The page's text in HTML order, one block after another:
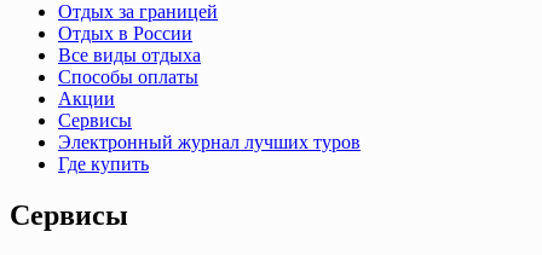
Отдых за границей
Отдых в России
Все виды отдыха
Способы оплаты
Акции
Сервисы
Электронный журнал лучших туров
Где купить
Сервисы